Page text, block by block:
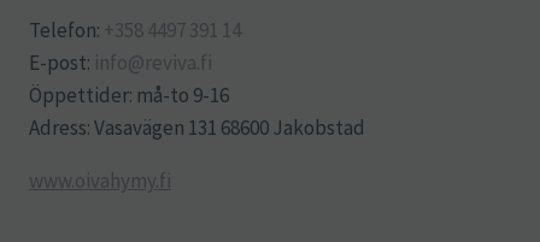
Telefon: +358 4497 391 14
E-post: info@reviva.fi
Öppettider: må-to 9-16
Adress: Vasavägen 131 68600 Jakobstad
www.oivahymy.fi